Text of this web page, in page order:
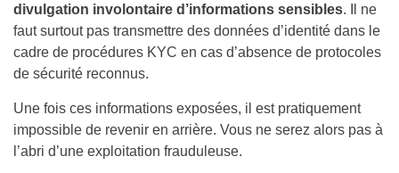
divulgation involontaire d’informations sensibles. Il ne
faut surtout pas transmettre des données d’identité dans le
cadre de procédures KYC en cas d’absence de protocoles
de sécurité reconnus.
Une fois ces informations exposées, il est pratiquement
impossible de revenir en arrière. Vous ne serez alors pas à
l’abri d’une exploitation frauduleuse.